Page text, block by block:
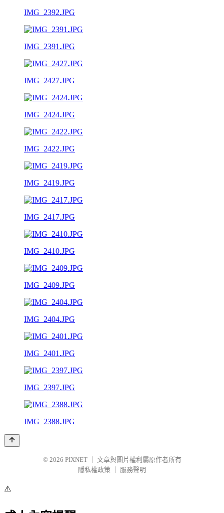
IMG_2392.JPG
IMG_2391.JPG
IMG_2427.JPG
IMG_2424.JPG
IMG_2422.JPG
IMG_2419.JPG
IMG_2417.JPG
IMG_2410.JPG
IMG_2409.JPG
IMG_2404.JPG
IMG_2401.JPG
IMG_2397.JPG
IMG_2388.JPG
© 2026 PIXNET
文章與圖片權利屬原作者所有
隱私權政策
服務聲明
⚠️